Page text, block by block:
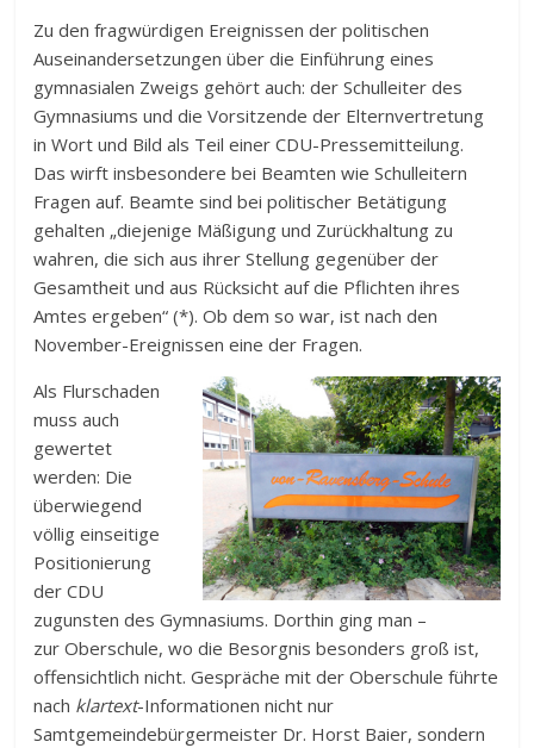
Zu den fragwürdigen Ereignissen der politischen
Auseinandersetzungen über die Einführung eines
gymnasialen Zweigs gehört auch: der Schulleiter des
Gymnasiums und die Vorsitzende der Elternvertretung
in Wort und Bild als Teil einer CDU-Pressemitteilung.
Das wirft insbesondere bei Beamten wie Schulleitern
Fragen auf. Beamte sind bei politischer Betätigung
gehalten „diejenige Mäßigung und Zurückhaltung zu
wahren, die sich aus ihrer Stellung gegenüber der
Gesamtheit und aus Rücksicht auf die Pflichten ihres
Amtes ergeben“ (*). Ob dem so war, ist nach den
November-Ereignissen eine der Fragen.
Als Flurschaden
muss auch
gewertet
werden: Die
überwiegend
völlig einseitige
Positionierung
der CDU
zugunsten des Gymnasiums. Dorthin ging man –
zur Oberschule, wo die Besorgnis besonders groß ist,
offensichtlich nicht. Gespräche mit der Oberschule führte
nach klartext-Informationen nicht nur
Samtgemeindebürgermeister Dr. Horst Baier, sondern